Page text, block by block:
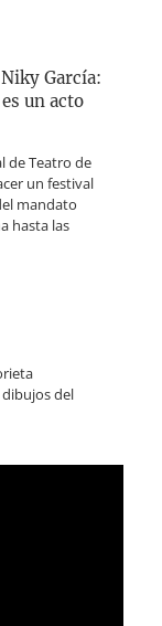
García:
un acto
de Teatro de
un festival
mandato
hasta las
del